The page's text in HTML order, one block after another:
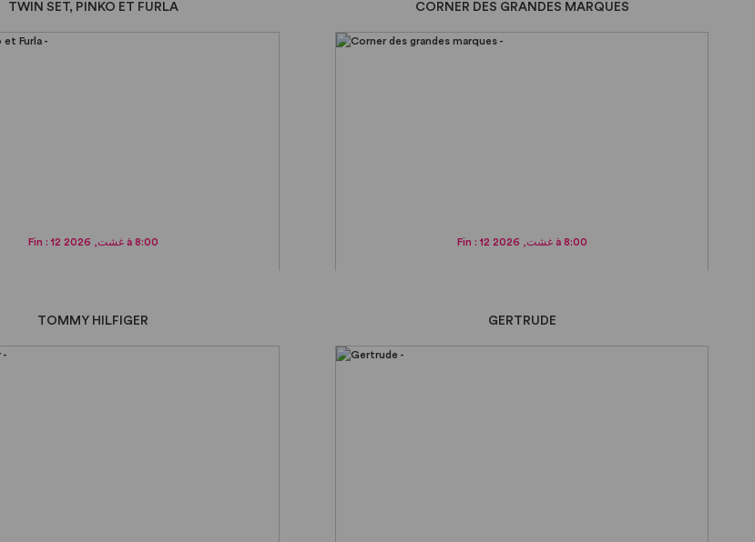
TWIN SET, PINKO ET FURLA
Fin : 12 غشت, 2026 à 8:00
CORNER DES GRANDES MARQUES
Fin : 12 غشت, 2026 à 8:00
TOMMY HILFIGER GERTRUDE